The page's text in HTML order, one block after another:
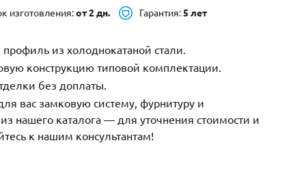
изготовления:от 2 дн. Гарантия:5 лет
из холоднокатаной стали.
конструкцию типовой комплектации.
без доплаты.
вас замковую систему, фурнитуру и
нашего каталога — для уточнения стоимости и
к нашим консультантам!